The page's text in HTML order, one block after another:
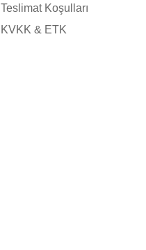
Teslimat Koşulları
KVKK & ETK